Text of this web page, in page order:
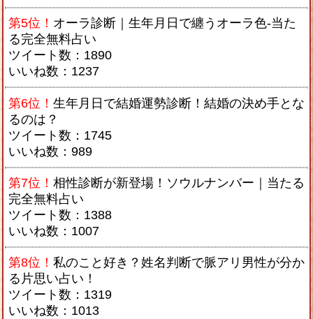
第5位！ オーラ診断｜生年月日で纏うオーラ色-当た
る完全無料占い
ツイート数：1890
いいね数：1237
第6位！ 生年月日で結婚運勢診断！結婚の決め手とな
るのは？
ツイート数：1745
いいね数：989
第7位！ 相性診断が新登場！ソウルナンバー｜当たる
完全無料占い
ツイート数：1388
いいね数：1007
第8位！ 私のこと好き？姓名判断で脈アリ男性が分か
る片思い占い！
ツイート数：1319
いいね数：1013